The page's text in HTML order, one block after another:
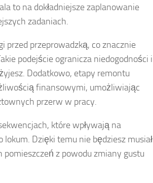
to na dokładniejsze zaplanowanie
zadaniach.
przed przeprowadzką, co znacznie
podejście ogranicza niedogodności i
Dodatkowo, etapy remontu
finansowymi, umożliwiając
przerw w pracy.
które wpływają na
Dzięki temu nie będziesz musiał
z powodu zmiany gustu